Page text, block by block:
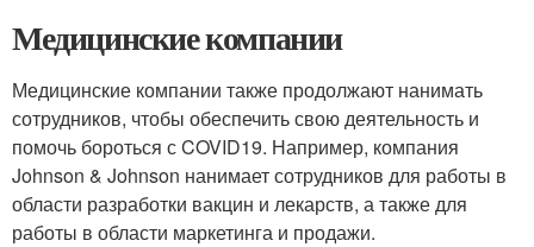
Медицинские компании
Медицинские компании также продолжают нанимать
сотрудников, чтобы обеспечить свою деятельность и
помочь бороться с COVID19. Например, компания
Johnson & Johnson нанимает сотрудников для работы в
области разработки вакцин и лекарств, а также для
работы в области маркетинга и продажи.